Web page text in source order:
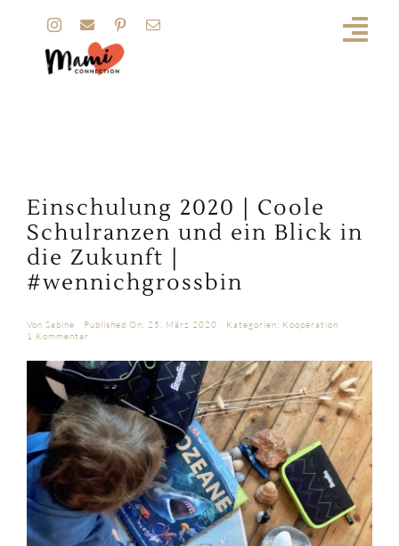
springen
Einschulung 2020 | Coole
Schulranzen und ein Blick in
die Zukunft |
#wennichgrossbin
Von Sabine Published On: 25. März 2020 Kategorien: Kooperation
1 Kommentaron
2020
|
Coole
Schulranzen
und
ein
Blick
in
die
Zukunft
|
#wennichgrossbin